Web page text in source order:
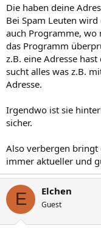
Die haben deine
Bei Spam Leuten
auch Programme, wo
das Programm
z.B. eine Adresse hast
sucht alles was z.B.
Adresse.
Irgendwo ist sie
sicher.
Also verbergen bringt
immer aktueller und
E Elchen
Guest